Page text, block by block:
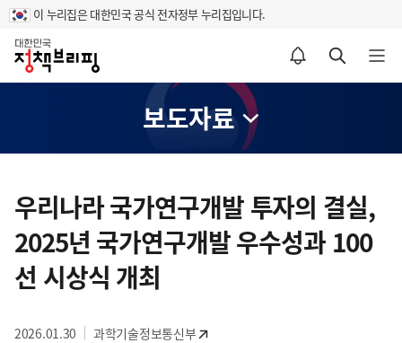
이 누리집은 대한민국 공식 전자정부 누리집입니다.
홈
알림설정 바로가기 검색 바로가기 메뉴 열기
보도자료
텐
츠
영
역
우리나라 국가연구개발 투자의 결실,
2025년 국가연구개발 우수성과 100
선 시상식 개최
2026.01.30 과학기술정보통신부